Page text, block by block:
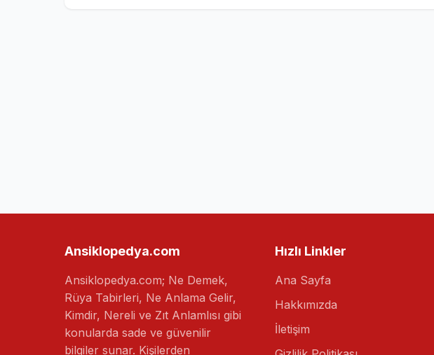
Ansiklopedya.com
Ansiklopedya.com; Ne Demek,
Rüya Tabirleri, Ne Anlama Gelir,
Kimdir, Nereli ve Zıt Anlamlısı gibi
konularda sade ve güvenilir
bilgiler sunar. Kişilerden
Hızlı Linkler
Ana Sayfa
Hakkımızda
İletişim